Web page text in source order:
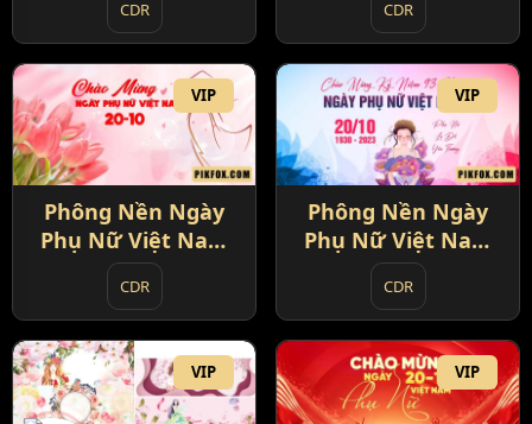
CDR CDR
VIP
Phông Nền Ngày
Phụ Nữ Việt Nam
20-10 (3)
CDR
VIP
Phông Nền Ngày
Phụ Nữ Việt Nam
20-10 (4)
CDR
VIP VIP